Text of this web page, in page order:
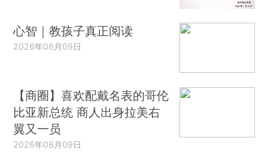
心智｜教孩子真正阅读
2026年08月09日
【商圈】喜欢配戴名表的哥伦
比亚新总统 商人出身拉美右
翼又一员
2026年08月09日